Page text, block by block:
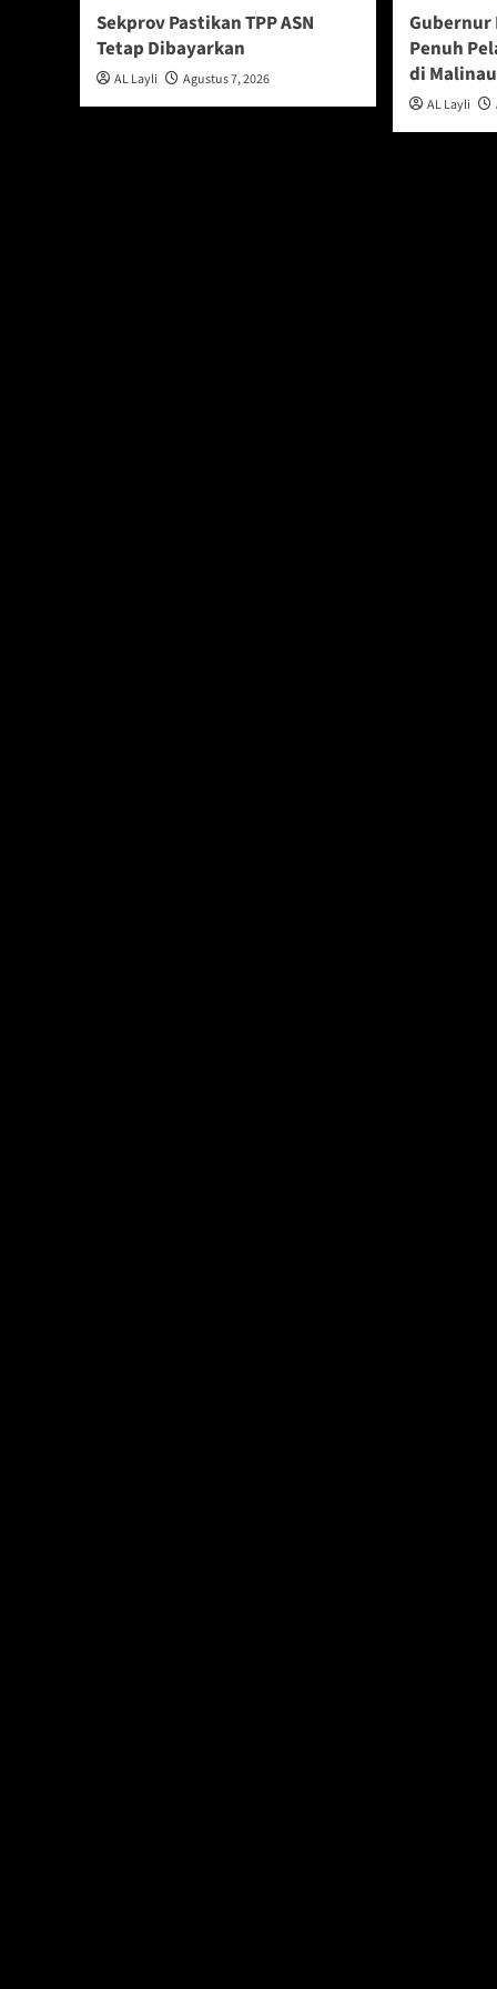
Sekprov Pastikan TPP ASN
Tetap Dibayarkan
AL Layli Agustus 7, 2026
Gubernur
Penuh
di Malinau
AL Layli